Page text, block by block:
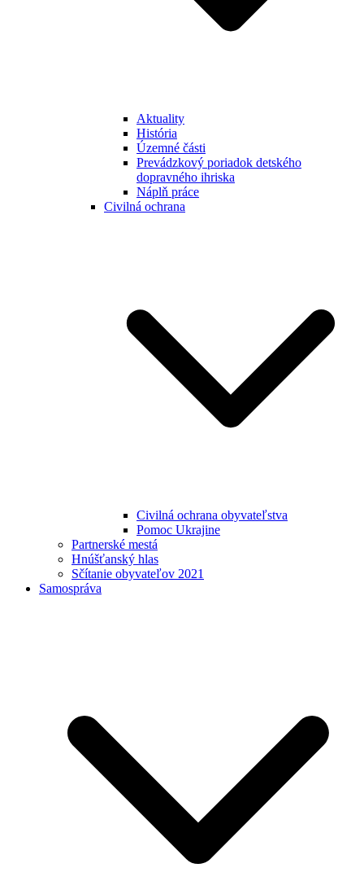
Aktuality
História
Územné části
Prevádzkový poriadok detského
dopravného ihriska
Náplň práce
Civilná ochrana
Civilná ochrana obyvateľstva
Pomoc Ukrajine
Partnerské mestá
Hnúšťanský hlas
Sčítanie obyvateľov 2021
Samospráva